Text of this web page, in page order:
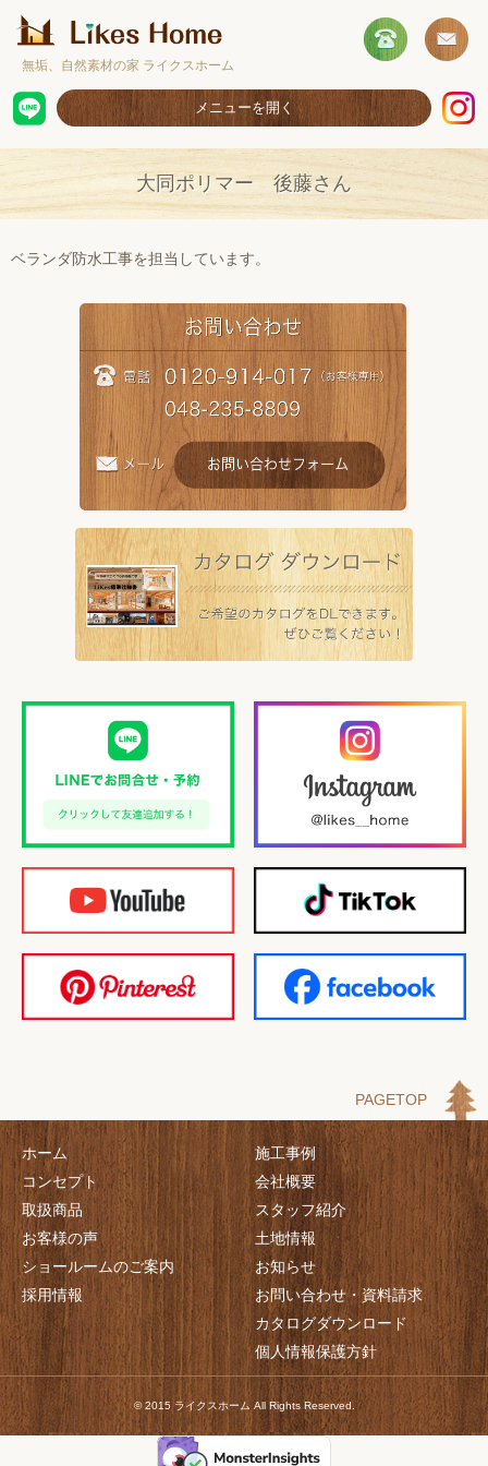
無垢、自然素材の家 ライクスホーム
メニューを開く
ホーム
コンセプト
ショールームのご案内
大同ポリマー 後藤さん
ベランダ防水工事を担当しています。
PAGETOP
ホーム
コンセプト
取扱商品
お客様の声
ショールームのご案内
採用情報
施工事例
会社概要
スタッフ紹介
土地情報
お知らせ
お問い合わせ・資料請求
カタログダウンロード
個人情報保護方針
© 2015 ライクスホーム All Rights Reserved.